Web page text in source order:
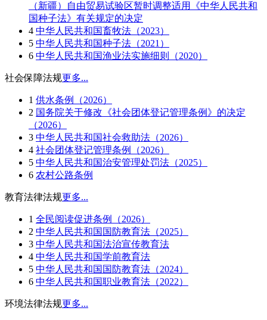
（新疆）自由贸易试验区暂时调整适用《中华人民共和
国种子法》有关规定的决定
4 中华人民共和国畜牧法（2023）
5 中华人民共和国种子法（2021）
6 中华人民共和国渔业法实施细则（2020）
社会保障法规更多...
1 供水条例（2026）
2 国务院关于修改《社会团体登记管理条例》的决定
（2026）
3 中华人民共和国社会救助法（2026）
4 社会团体登记管理条例（2026）
5 中华人民共和国治安管理处罚法（2025）
6 农村公路条例
教育法律法规更多...
1 全民阅读促进条例（2026）
2 中华人民共和国国防教育法（2025）
3 中华人民共和国法治宣传教育法
4 中华人民共和国学前教育法
5 中华人民共和国国防教育法（2024）
6 中华人民共和国职业教育法（2022）
环境法律法规更多...